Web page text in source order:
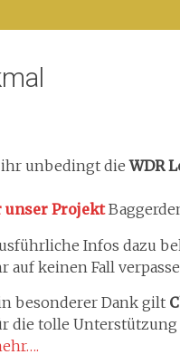
unbedingt dieWDR
unser Projekt
Infos dazu
auf keinen Fall
besonderer Dank gilt
die tolle Unterstützung